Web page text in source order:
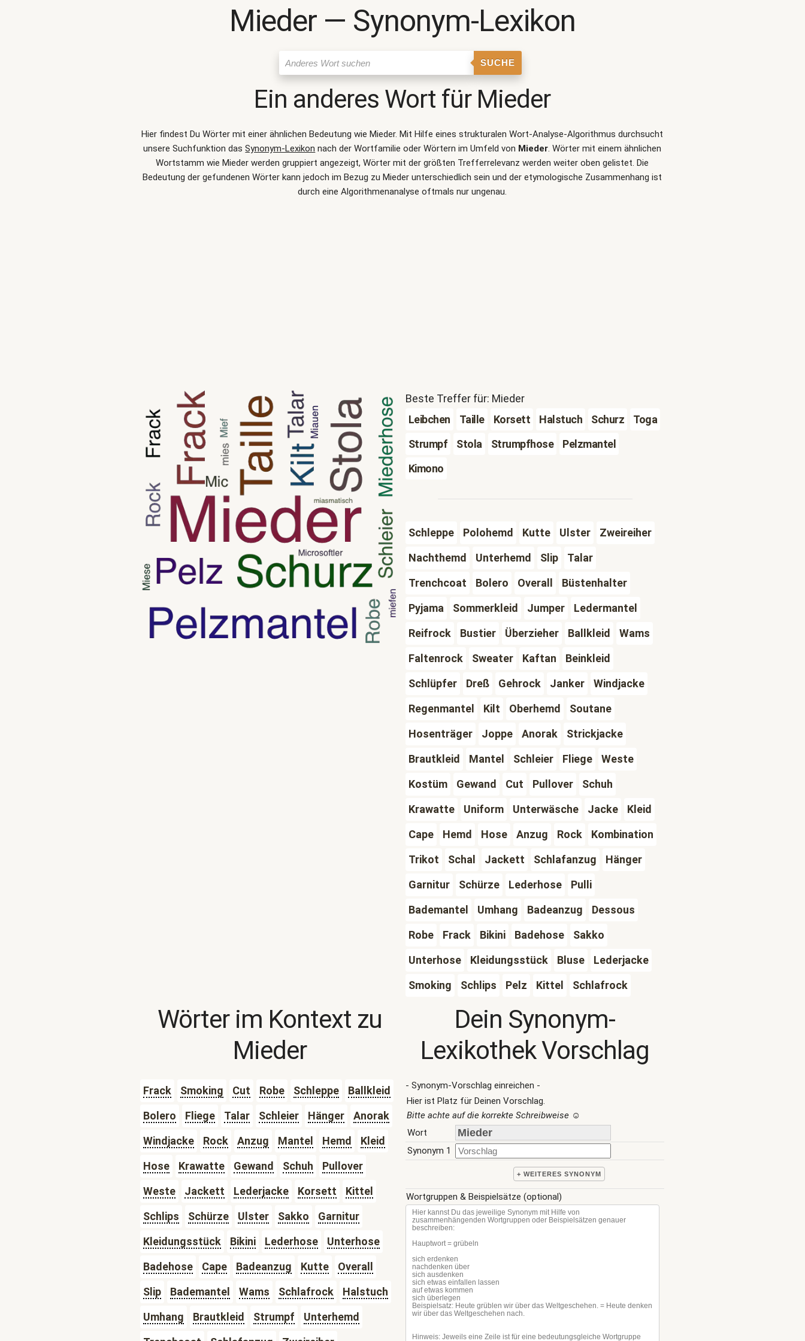
Mieder ― Synonym-Lexikon
SUCHE
Ein anderes Wort für Mieder
Hier findest Du Wörter mit einer ähnlichen Bedeutung wieMieder. Mit Hilfe eines strukturalen Wort-Analyse-Algorithmus durchsucht
unsere Suchfunktion dasSynonym-Lexikon nach der Wortfamilie oder Wörtern im Umfeld von Mieder. Wörter mit einem ähnlichen
Wortstamm wie Mieder werden gruppiert angezeigt, Wörter mit der größten Trefferrelevanz werden weiter oben gelistet. Die
Bedeutung der gefundenen Wörter kann jedoch im Bezug zu Mieder unterschiedlich sein und der etymologische Zusammenhang ist
durch eine Algorithmenanalyse oftmals nur ungenau.
Beste Treffer für: Mieder
Leibchen
Taille Korsett Halstuch Schurz
Toga
Strumpf
Stola Strumpfhose
Pelzmantel
Kimono
Schleppe Polohemd Kutte Ulster
Zweireiher
Nachthemd
Unterhemd Slip
Talar
Trenchcoat
Bolero Overall
Büstenhalter
Pyjama
Sommerkleid Jumper
Ledermantel
Reifrock
Bustier Überzieher Ballkleid
Wams
Faltenrock
Sweater Kaftan
Beinkleid
Schlüpfer
Dreß Gehrock Janker
Windjacke
Regenmantel
Kilt Oberhemd
Soutane
Hosenträger
Joppe Anorak
Strickjacke
Brautkleid
Mantel Schleier Fliege
Weste
Kostüm
Gewand Cut Pullover
Schuh
Krawatte
Uniform Unterwäsche Jacke
Kleid
Cape
Hemd Hose Anzug Rock
Kombination
Trikot
Schal Jackett Schlafanzug
Hänger
Garnitur
Schürze Lederhose
Pulli
Bademantel
Umhang Badeanzug
Dessous
Robe
Frack Bikini Badehose
Sakko
Unterhose
Kleidungsstück Bluse
Lederjacke
Smoking
Schlips Pelz Kittel Schlafrock
Wörter im Kontext zu
Mieder
Frack Smoking Cut Robe Schleppe
Ballkleid
Bolero
Fliege Talar Schleier Hänger
Anorak
Windjacke
Rock Anzug Mantel Hemd
Kleid
Hose
Krawatte Gewand Schuh
Pullover
Weste
Jackett Lederjacke Korsett
Kittel
Schlips
Schürze Ulster Sakko
Garnitur
Kleidungsstück
Bikini Lederhose
Unterhose
Badehose
Cape Badeanzug Kutte
Overall
Slip
Bademantel Wams Schlafrock
Halstuch
Umhang
Brautkleid Strumpf
Unterhemd
Dein Synonym-
Lexikothek Vorschlag
- Synonym-Vorschlag einreichen -
Hier ist Platz für Deinen Vorschlag.
Bitte achte auf die korrekte Schreibweise☺
Wort
Synonym 1
+ WEITERES SYNONYM
Wortgruppen & Beispielsätze (optional)